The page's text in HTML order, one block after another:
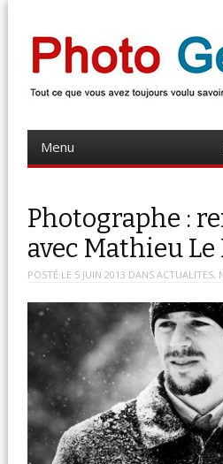
Photo Geek
Menu
content
Photographe :
avec Mathieu Le
POSTÉ LE 5 JUIN 2013 DANSACTUALITES,